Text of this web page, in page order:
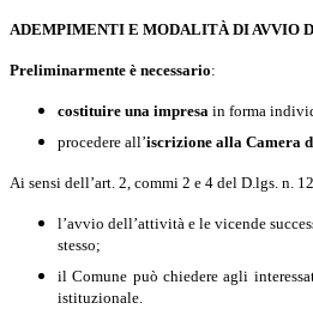
ADEMPIMENTI E MODALITÀ DI AVVIO
Preliminarmente è necessario:
costituire una impresa in forma
procedere all’iscrizione alla Camera
Ai sensi dell’art. 2, commi 2 e 4 del D.lgs. n.
l’avvio dell’attività e le vicende
stesso;
il Comune può chiedere agli
istituzionale.